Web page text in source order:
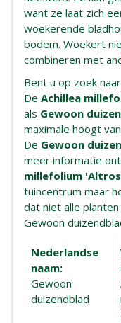
want ze laat zich
woekerende
bodem. Woekert
combineren met
Bent u op zoek naar
De Achillea
als Gewoon
maximale hoogt
De Gewoon
meer informatie
millefolium
tuincentrum maar
dat niet alle
Gewoon
Nederlandse
naam:
Gewoon
duizendblad